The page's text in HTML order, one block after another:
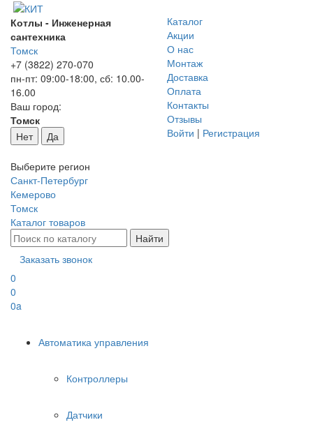
Котлы - Инженерная
сантехника
Томск
+7 (3822) 270-070
пн-пт: 09:00-18:00, сб: 10.00-
16.00
Ваш город:
Томск
Нет
Да
Выберите регион
Санкт-Петербург
Кемерово
Томск
Каталог
Акции
О нас
Монтаж
Доставка
Оплата
Контакты
Отзывы
Войти | Регистрация
Каталог товаров
Заказать звонок
0
0
0a
Автоматика управления
Контроллеры
Датчики